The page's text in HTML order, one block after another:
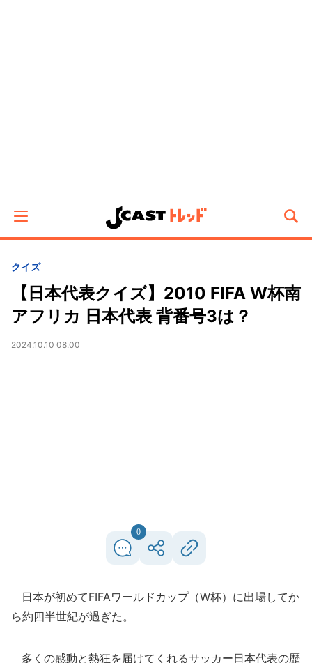
クイズ
【日本代表クイズ】2010 FIFA W杯南
アフリカ 日本代表 背番号3は？
2024.10.10 08:00
0
日本が初めてFIFAワールドカップ（W杯）に出場してか
ら約四半世紀が過ぎた。
多くの感動と熱狂を届けてくれるサッカー日本代表の歴